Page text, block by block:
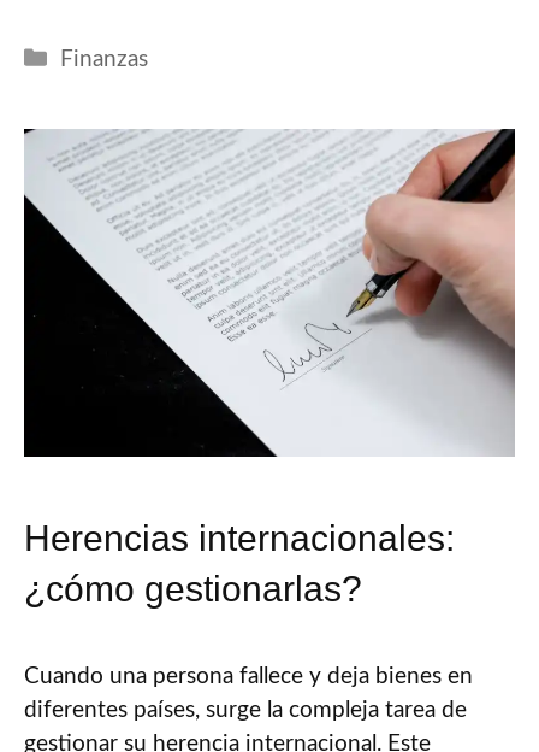
Categorías
Finanzas
Herencias internacionales:
¿cómo gestionarlas?
Cuando una persona fallece y deja bienes en
diferentes países, surge la compleja tarea de
gestionar su herencia internacional. Este